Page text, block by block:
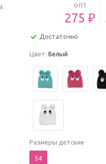
опт
275 ₽
Достаточно
Цвет: Белый
Размеры детские
54